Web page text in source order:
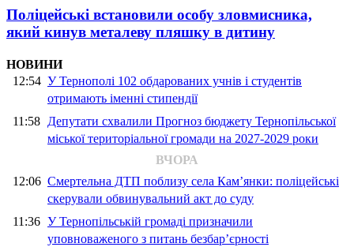
Поліцейські встановили особу зловмисника,
який кинув металеву пляшку в дитину
НОВИНИ
12:54 У Тернополі 102 обдарованих учнів і студентів
отримають іменні стипендії
11:58 Депутати схвалили Прогноз бюджету Тернопільської
міської територіальної громади на 2027-2029 роки
ВЧОРА
12:06 Смертельна ДТП поблизу села Кам’янки: поліцейські
скерували обвинувальний акт до суду
11:36 У Тернопільській громаді призначили
уповноваженого з питань безбар’єрності